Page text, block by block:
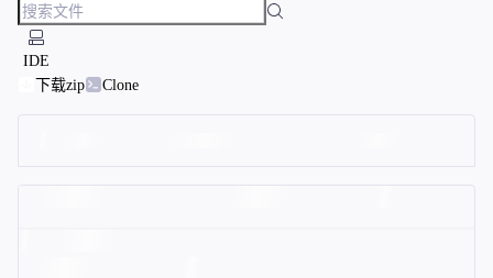
IDE
下载zip
Clone